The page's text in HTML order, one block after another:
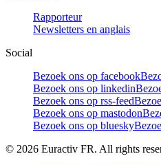
Rapporteur
Newsletters en anglais
Social
Bezoek ons op facebook
Bezoek ons op linkedin
Bezoek ons op rss-feed
Bezoek ons op mastodon
Bezoek ons op bluesky
© 2026 Euractiv FR. All rights